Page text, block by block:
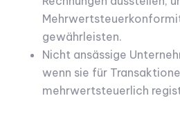
gewährleisten.
Nicht ansässige
wenn sie für
mehrwertsteuerlich